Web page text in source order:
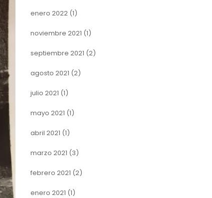
enero 2022(1)
noviembre 2021 (1)
septiembre 2021 (2)
agosto 2021 (2)
julio 2021 (1)
mayo 2021 (1)
abril 2021 (1)
marzo 2021 (3)
febrero 2021 (2)
enero 2021 (1)